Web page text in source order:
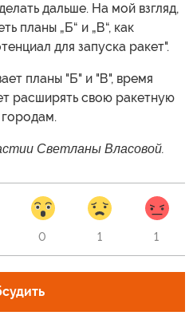
дальше. На мой взгляд,
планы „Б“ и „В“, как
для запуска ракет".
планы "Б" и "В", время
расширять свою ракетную
Светланы Власовой.
0 1 1